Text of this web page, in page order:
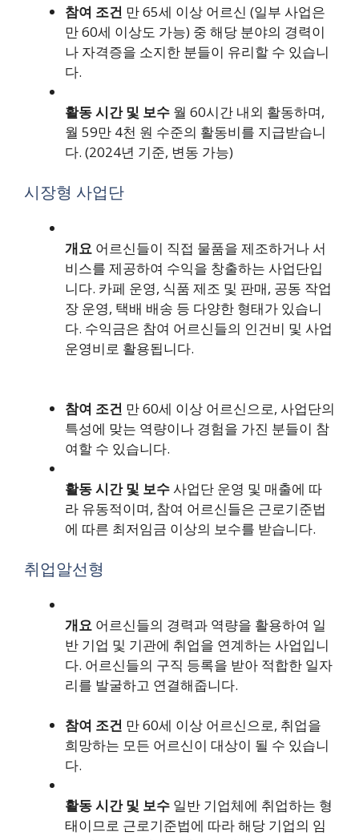
참여 조건 만 65세 이상 어르신 (일부 사업은
만 60세 이상도 가능) 중 해당 분야의 경력이
나 자격증을 소지한 분들이 유리할 수 있습니
다.
활동 시간 및 보수 월 60시간 내외 활동하며,
월 59만 4천 원 수준의 활동비를 지급받습니
다. (2024년 기준, 변동 가능)
시장형 사업단
개요 어르신들이 직접 물품을 제조하거나 서
비스를 제공하여 수익을 창출하는 사업단입
니다. 카페 운영, 식품 제조 및 판매, 공동 작업
장 운영, 택배 배송 등 다양한 형태가 있습니
다. 수익금은 참여 어르신들의 인건비 및 사업
운영비로 활용됩니다.
참여 조건 만 60세 이상 어르신으로, 사업단의
특성에 맞는 역량이나 경험을 가진 분들이 참
여할 수 있습니다.
활동 시간 및 보수사업단 운영 및 매출에 따
라 유동적이며, 참여 어르신들은 근로기준법
에 따른 최저임금 이상의 보수를 받습니다.
취업알선형
개요 어르신들의 경력과 역량을 활용하여 일
반 기업 및 기관에 취업을 연계하는 사업입니
다. 어르신들의 구직 등록을 받아 적합한 일자
리를 발굴하고 연결해줍니다.
참여 조건 만 60세 이상 어르신으로, 취업을
희망하는 모든 어르신이 대상이 될 수 있습니
다.
활동 시간 및 보수 일반 기업체에 취업하는 형
태이므로 근로기준법에 따라 해당 기업의 임